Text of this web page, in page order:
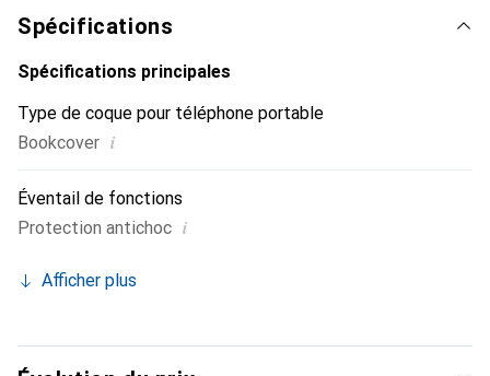
une clientèle exigeante.
Spécifications
Spécifications principales
Type de coque pour téléphone portable
Bookcover i
Éventail de fonctions
Protection antichoc i
Afficher plus